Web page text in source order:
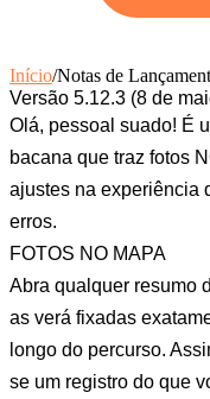
Início/Notas de
Versão 5.12.3 (8 de
Olá, pessoal suado! É
bacana que traz fotos
ajustes na experiência
erros.
FOTOS NO MAPA
Abra qualquer resumo
as verá fixadas
longo do percurso.
se um registro do que